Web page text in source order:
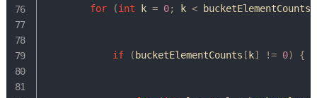
for
(int k = 0; k < bucketElementCounts
if ( bucketElementCounts [ k] != 0) {